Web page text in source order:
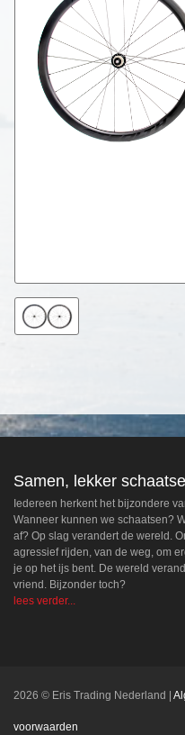
Samen, lekker
Iedereen herkent het bijzondere
Wanneer kunnen we schaatsen?
af? Op slag verandert de wereld.
agressief rijden, van de weg, om
je op het ijs bent. De wereld
vriend. Bijzonder toch?
lees verder...
2026 © Eris Trading Nederland
voorwaarden